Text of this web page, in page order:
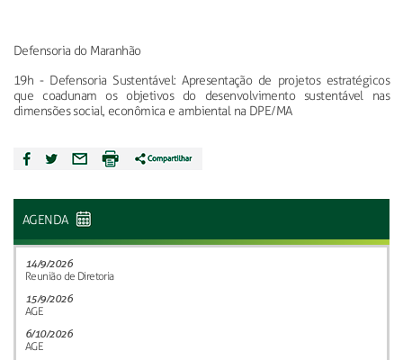
Defensoria do Maranhão
19h - Defensoria Sustentável: Apresentação de projetos estratégicos
que coadunam os objetivos do desenvolvimento sustentável nas
dimensões social, econômica e ambiental na DPE/MA
AGENDA
14/9/2026
Reunião de Diretoria
15/9/2026
AGE
6/10/2026
AGE